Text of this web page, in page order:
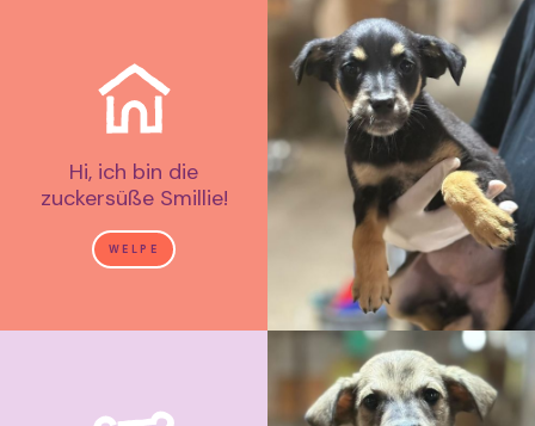
Hi, ich bin die
zuckersüße Smillie!
WELPE